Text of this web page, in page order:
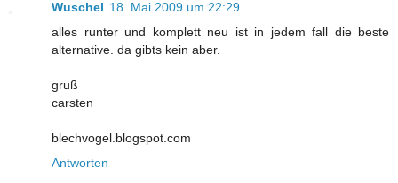
Wuschel 18. Mai 2009 um 22:29
alles runter und komplett neu ist in jedem fall die beste
alternative. da gibts kein aber.
gruß
carsten
blechvogel.blogspot.com
Antworten